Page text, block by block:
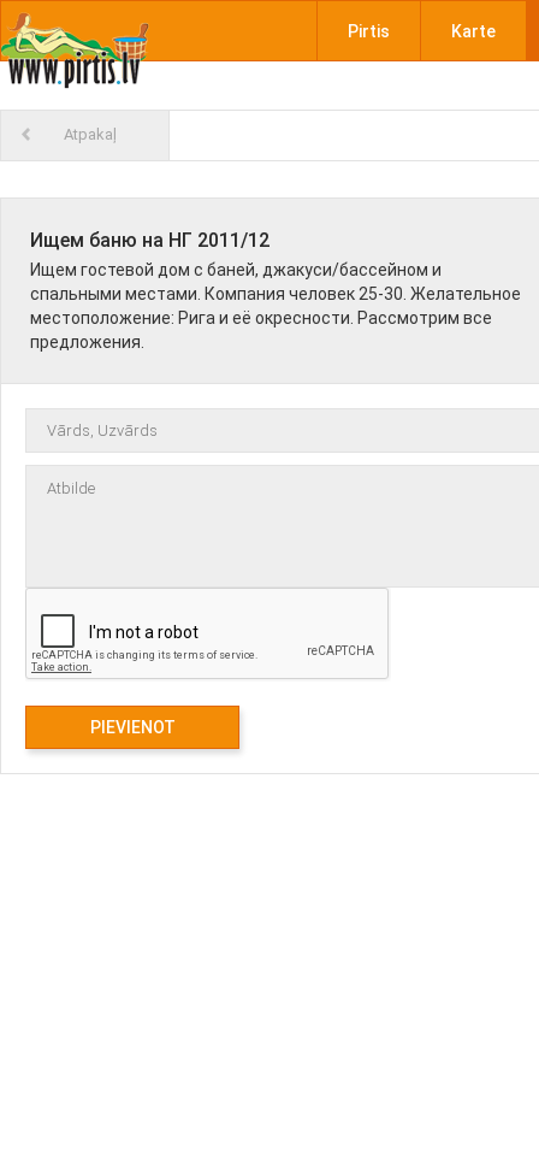
Pirtis Karte
Atpakaļ
Ищем баню на НГ 2011/12
Ищем гостевой дом с баней, джакуси/бассейном и
спальными местами. Компания человек 25-30. Желательное
местоположение: Рига и её окресности. Рассмотрим все
предложения.